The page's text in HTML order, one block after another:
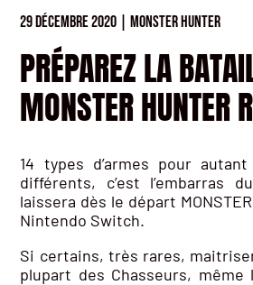
PRÉPAREZ LA
MONSTER HUNTER
29 DÉCEMBRE 2020 MONSTER HUNTER
14 types d’armes pour
différents, c’est l’embarras
laissera dès le départ
Nintendo Switch.
Si certains, très rares,
plupart des Chasseurs,